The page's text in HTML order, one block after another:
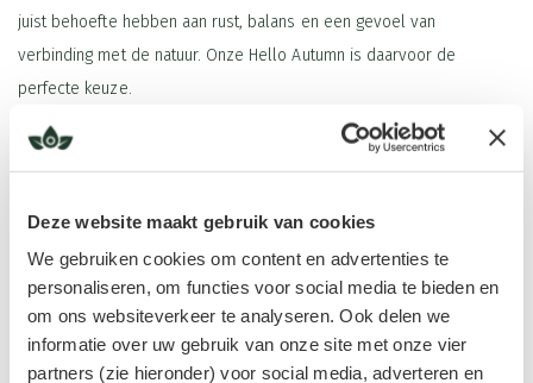
Deze website maakt gebruik van cookies
We gebruiken cookies om content en advertenties te
personaliseren, om functies voor social media te bieden en
om ons websiteverkeer te analyseren. Ook delen we
informatie over uw gebruik van onze site met onze vier
partners (zie hieronder) voor social media, adverteren en
juist behoefte hebben aan rust, balans en een gevoel van
verbinding met de natuur. Onze Hello Autumn is daarvoor de
perfecte keuze.
Met aardse, frisse en warme geuren breng je direct de sfeer van
een herfstwandeling in huis. De geur vult de ruimte met een
bos, omringd door vallende bladeren en frisse ochtendlucht.
Juist in een seizoen waarin alles naar binnen keert en de wereld om
ons heen wat stiller wordt, kan een harmonieuze geur in huis je
Lees meer
Ingrediënten